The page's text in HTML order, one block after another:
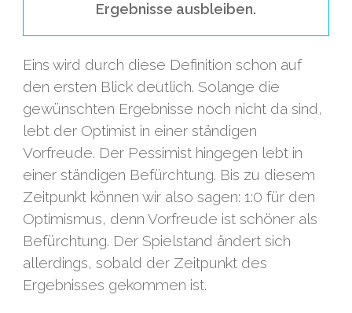
Ergebnisse ausbleiben.
Eins wird durch diese Definition schon auf
den ersten Blick deutlich. Solange die
gewünschten Ergebnisse noch nicht da sind,
lebt der Optimist in einer ständigen
Vorfreude. Der Pessimist hingegen lebt in
einer ständigen Befürchtung. Bis zu diesem
Zeitpunkt können wir also sagen: 1:0 für den
Optimismus, denn Vorfreude ist schöner als
Befürchtung. Der Spielstand ändert sich
allerdings, sobald der Zeitpunkt des
Ergebnisses gekommen ist.